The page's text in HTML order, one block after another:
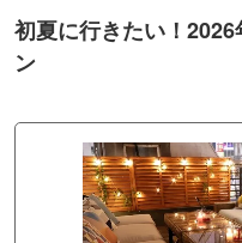
初夏に行きたい！
ン